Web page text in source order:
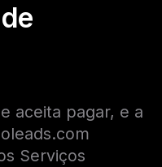
aceita pagar, e a
Serviços